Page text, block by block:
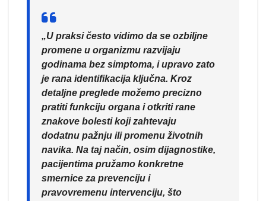
„U praksi često vidimo da se ozbiljne
promene u organizmu razvijaju
godinama bez simptoma, i upravo zato
je rana identifikacija ključna. Kroz
detaljne preglede možemo precizno
pratiti funkciju organa i otkriti rane
znakove bolesti koji zahtevaju
dodatnu pažnju ili promenu životnih
navika. Na taj način, osim dijagnostike,
pacijentima pružamo konkretne
smernice za prevenciju i
pravovremenu intervenciju, što